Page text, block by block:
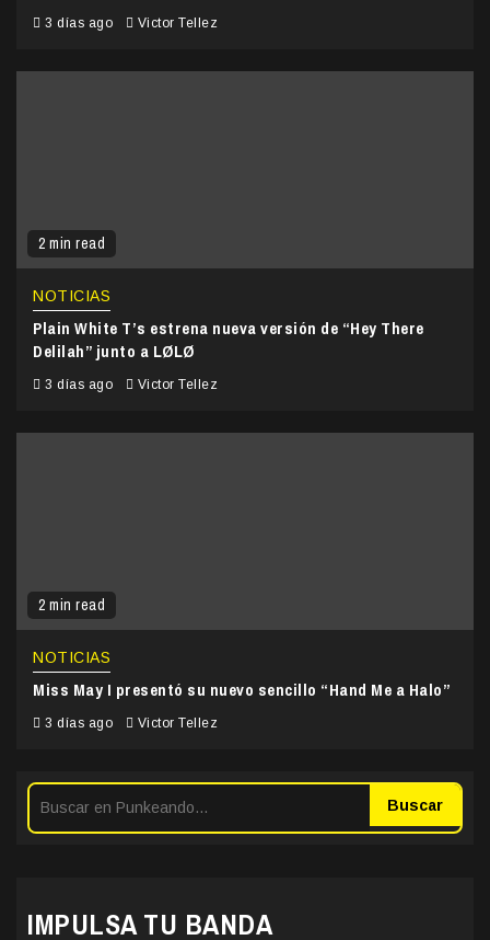
3 días ago Victor Tellez
2 min read
NOTICIAS
Plain White T’s estrena nueva versión de “Hey There
Delilah” junto a LØLØ
3 días ago Victor Tellez
2 min read
NOTICIAS
Miss May I presentó su nuevo sencillo “Hand Me a Halo”
3 días ago Victor Tellez
Buscar
IMPULSA TU BANDA